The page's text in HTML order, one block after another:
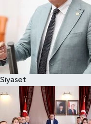
Siyaset
Özel
Resmi İlanlar
Sağlık
Siyaset
Spor